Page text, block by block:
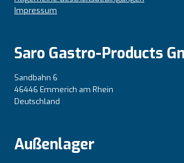
Impressum
Saro Gastro-Products
Sandbahn 6
46446 Emmerich am Rhein
Deutschland
Außenlager